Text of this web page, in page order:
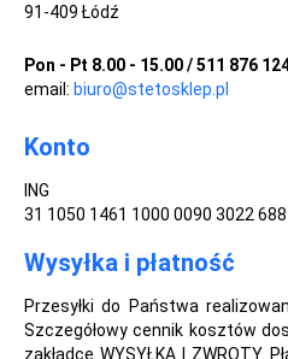
91-409 Łódź
Pon - Pt 8.00 - 15.00 / 511 876
email: biuro@stetosklep.pl
Konto
ING
31 1050 1461 1000 0090 3022
Wysyłka i płatność
Przesyłki do Państwa
Szczegółowy cennik kosztów
zakładce WYSYŁKA I ZWROTY.